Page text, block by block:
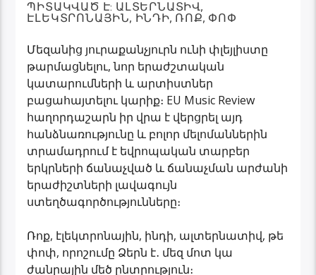
ՊԻՏԱԿՎԱԾ Է: ԱԼՏԵՐՆԱՏԻՎ,
ԷԼԵԿՏՐՈՆԱՅԻՆ, ԻՆԴԻ, ՌՈՔ, ՓՈՓ
Մեզանից յուրաքանչյուրն ունի փլեյլիստը
թարմացնելու, նոր երաժշտական
կատարումների և արտիստներ
բացահայտելու կարիք։ EU Music Review
հաղորդաշարն իր վրա է վերցրել այդ
հանձնառությունը և բոլոր մելոմաններին
տրամադրում է եվրոպական տարբեր
երկրների ճանաչված և ճանաչման արժանի
երաժիշտների լավագույն
ստեղծագործությունները։
Ռոք, էլեկտրոնային, ինդի, ալտերնատիվ, թե
փոփ, որոշումը Ձերն է․ մեզ մոտ կա
ժանրային մեծ ընտրություն։